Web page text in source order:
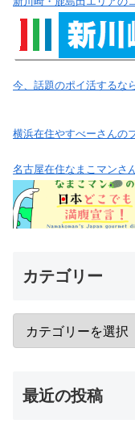
今、話題のポイ活するな
横浜在住やすべーさんの
名古屋在住なまこマンさ
カテゴリー
最近の投稿